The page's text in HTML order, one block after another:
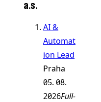
a.s.
AI &
Automat
ion Lead
Praha
05. 08.
2026Full-